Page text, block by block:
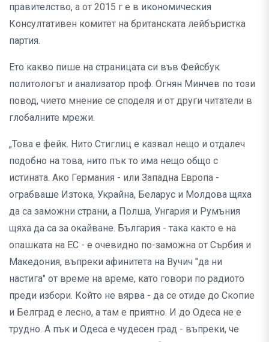
правителство, а от 2015 г е в икономическия
Консултативен комитет на британската лейбъристка
партия.
Ето какво пише на страницата си във Фейсбук
политологът и анализатор проф. Огнян Минчев по този
повод, чието мнение се споделя и от други читатели в
глобалните мрежи.
„Това е фейк. Нито Стиглиц е казвал нещо и отдалеч
подобно на това, нито пък то има нещо общо с
истината. Ако Германия - или Западна Европа -
ограбваше Изтока, Украйна, Беларус и Молдова щяха
да са заможни страни, а Полша, Унгария и Румъния
щяха да са за окайване. България - така както е на
опашката на ЕС - е очевидно по-заможна от Сърбия и
Македония, въпреки афинитета на Вучич "да ни
настига" от време на време, като говори по радиото
преди избори. Който не вярва - да се отиде до Скопие
и Белград е лесно, а там е приятно. И до Одеса не е
трудно. А пък и Одеса е чудесен град - въпреки, че